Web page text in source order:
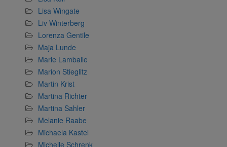
Lisa Wingate
Liv Winterberg
Lorenza Gentile
Maja Lunde
Marie Lamballe
Marion Stieglitz
Martin Krist
Martina Richter
Martina Sahler
Melanie Raabe
Michaela Kastel
Michelle Schrenk